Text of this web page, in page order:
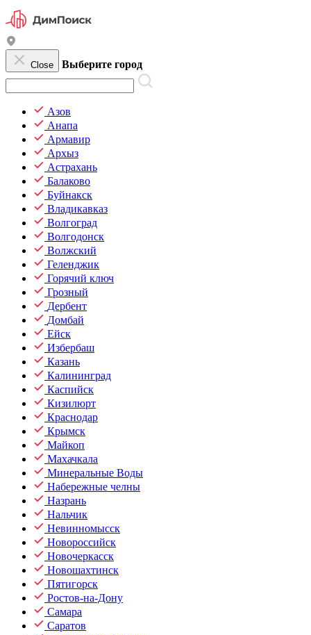
Close Выберите город
Азов
Анапа
Армавир
Архыз
Астрахань
Балаково
Буйнакск
Владикавказ
Волгоград
Волгодонск
Волжский
Геленджик
Горячий ключ
Грозный
Дербент
Домбай
Ейск
Избербаш
Казань
Калининград
Каспийск
Кизилюрт
Краснодар
Крымск
Майкоп
Махачкала
Минеральные Воды
Набережные челны
Назрань
Нальчик
Невинномысск
Новороссийск
Новочеркасск
Новошахтинск
Пятигорск
Ростов-на-Дону
Самара
Саратов